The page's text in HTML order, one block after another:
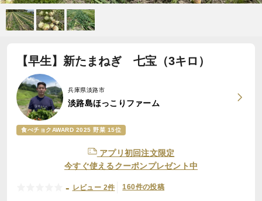
【早生】新たまねぎ 七宝（3キロ）
兵庫県淡路市
淡路島ほっこりファーム
食べチョクAWARD 2025 野菜 15位
アプリ初回注文限定
今すぐ使えるクーポンプレゼント中
- レビュー 2件 160件の投稿